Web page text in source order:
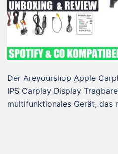
Der Areyourshop Apple
IPS Carplay Display
multifunktionales Gerät, das